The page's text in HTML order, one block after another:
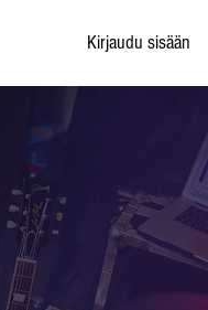
Kirjaudu sisään